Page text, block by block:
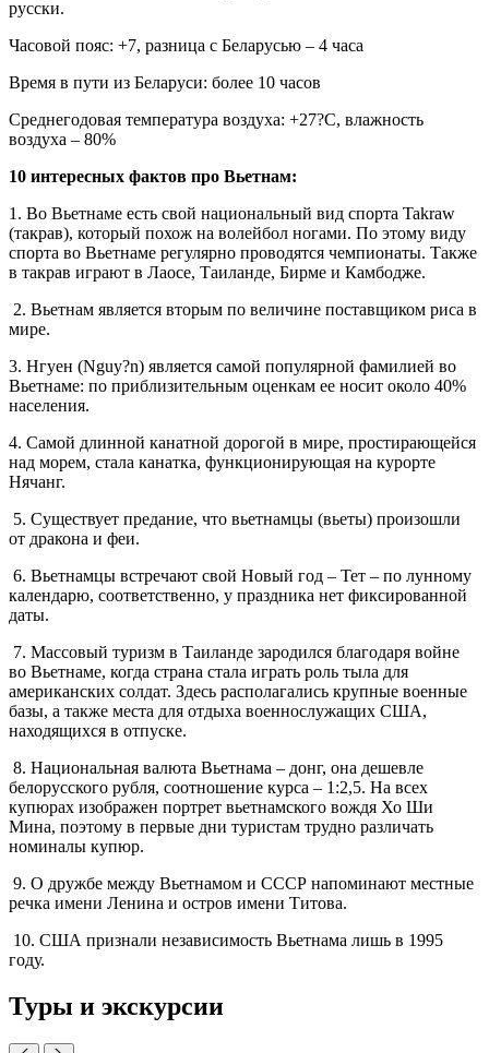
русски.
Часовой пояс: +7, разница с Беларусью – 4 часа
Время в пути из Беларуси: более 10 часов
Среднегодовая температура воздуха: +27?С, влажность
воздуха – 80%
10 интересных фактов про Вьетнам:
1. Во Вьетнаме есть свой национальный вид спорта Takraw
(такрав), который похож на волейбол ногами. По этому виду
спорта во Вьетнаме регулярно проводятся чемпионаты. Также
в такрав играют в Лаосе, Таиланде, Бирме и Камбодже.
2. Вьетнам является вторым по величине поставщиком риса в
мире.
3. Нгуен (Nguy?n) является самой популярной фамилией во
Вьетнаме: по приблизительным оценкам ее носит около 40%
населения.
4. Самой длинной канатной дорогой в мире, простирающейся
над морем, стала канатка, функционирующая на курорте
Нячанг.
5. Существует предание, что вьетнамцы (вьеты) произошли
от дракона и феи.
6. Вьетнамцы встречают свой Новый год – Тет – по лунному
календарю, соответственно, у праздника нет фиксированной
даты.
7. Массовый туризм в Таиланде зародился благодаря войне
во Вьетнаме, когда страна стала играть роль тыла для
американских солдат. Здесь располагались крупные военные
базы, а также места для отдыха военнослужащих США,
находящихся в отпуске.
8. Национальная валюта Вьетнама – донг, она дешевле
белорусского руб­ля, соотношение курса – 1:2,5. На всех
купюрах изображен портрет вьетнамского вождя Хо Ши
Мина, поэтому в первые дни туристам трудно различать
номиналы купюр.
9. О дружбе между Вьетнамом и СССР напоминают местные
речка имени Ленина и остров имени Титова.
10. США признали независимость Вьетнама лишь в 1995
году.
Туры и экскурсии